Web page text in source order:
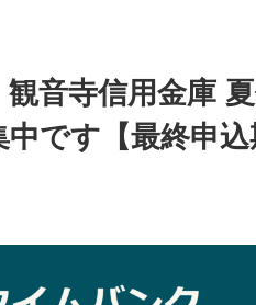
音寺信用金庫
です【最終申込